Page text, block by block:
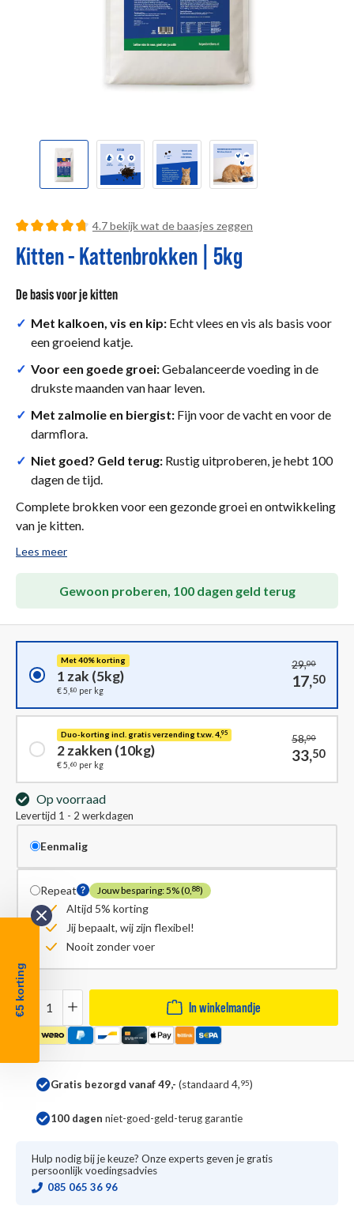
Gemiddelde waardering van 4.74 van 5 sterren
detail.reviewRatingSummary
4.7 bekijk wat de baasjes zeggen
Kitten - Kattenbrokken | 5kg
De basis voor je kitten
✓ Met kalkoen, vis en kip: Echt vlees en vis als basis voor
een groeiend katje.
✓ Voor een goede groei:Gebalanceerde voeding in de
drukste maanden van haar leven.
✓ Met zalmolie en biergist: Fijn voor de vacht en voor de
darmflora.
✓ Niet goed? Geld terug: Rustig uitproberen, je hebt 100
dagen de tijd.
Complete brokken voor een gezonde groei en ontwikkeling
van je kitten.
Lees meer
Gewoon proberen, 100 dagen geld terug
Op voorraad
Levertijd 1 - 2 werkdagen
Met 40% korting
1 zak (5kg)
€ 5,80 per kg
29,00
17,50
Duo-korting incl. gratis verzending t.v.w. 4,95
2 zakken (10kg)
€ 5,60 per kg
58,00
33,50
Eenmalig
Repeat Jouw besparing: 5% (0, 88)
Altijd 5% korting
Jij bepaalt, wij zijn flexibel!
Nooit zonder voer
In winkelmandje
Gratis bezorgd vanaf 49,- (standaard 4,95)
100 dagen niet-goed-geld-terug garantie
Hulp nodig bij je keuze? Onze experts geven je gratis
persoonlijk voedingsadvies
085 065 36 96
€5 korting